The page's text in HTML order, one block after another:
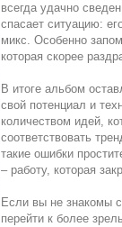
всегда удачно
спасает ситуацию:
микс. Особенно
которая скорее
В итоге альбом
свой потенциал и
количеством идей,
соответствовать
такие ошибки
– работу, которая
Если вы не знакомы
перейти к более